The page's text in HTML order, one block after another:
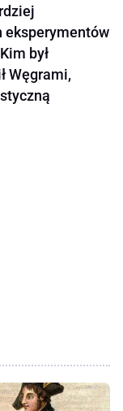
eksperymentów
był
Węgrami,